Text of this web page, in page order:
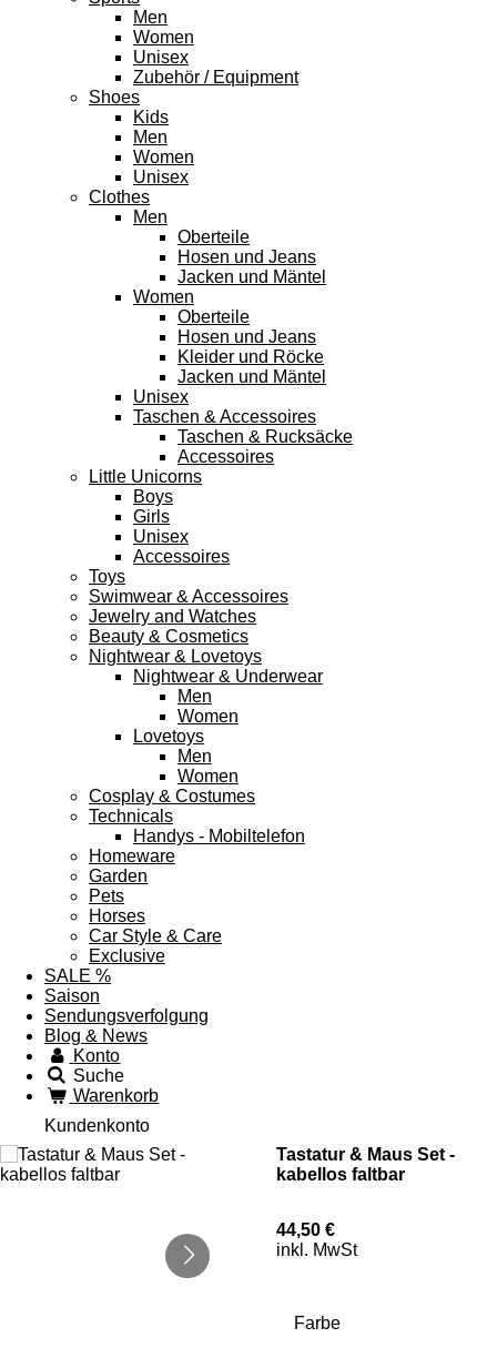
Men
Women
Unisex
Zubehör / Equipment
Shoes
Kids
Men
Women
Unisex
Clothes
Men
Oberteile
Hosen und Jeans
Jacken und Mäntel
Women
Oberteile
Hosen und Jeans
Kleider und Röcke
Jacken und Mäntel
Unisex
Taschen & Accessoires
Taschen & Rucksäcke
Accessoires
Little Unicorns
Boys
Girls
Unisex
Accessoires
Toys
Swimwear & Accessoires
Jewelry and Watches
Beauty & Cosmetics
Nightwear & Lovetoys
Nightwear & Underwear
Men
Women
Lovetoys
Men
Women
Cosplay & Costumes
Technicals
Handys - Mobiltelefon
Homeware
Garden
Pets
Horses
Car Style & Care
Exclusive
SALE %
Saison
Sendungsverfolgung
Blog & News
Konto
Suche
Warenkorb
Kundenkonto
Tastatur & Maus Set -
kabellos faltbar
44,50 €
inkl. MwSt
Farbe